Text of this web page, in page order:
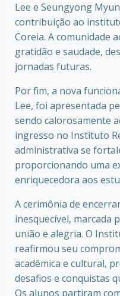
Lee e Seungyong
contribuição ao
Coreia. A comunidade
gratidão e saudade,
jornadas futuras.
Por fim, a nova
Lee, foi apresentada
sendo calorosamente
ingresso no Instituto
administrativa se
proporcionando uma
enriquecedora aos
A cerimônia de
inesquecível, marcada
união e alegria. O
reafirmou seu
acadêmica e cultural,
desafios e conquistas
Os alunos partiram